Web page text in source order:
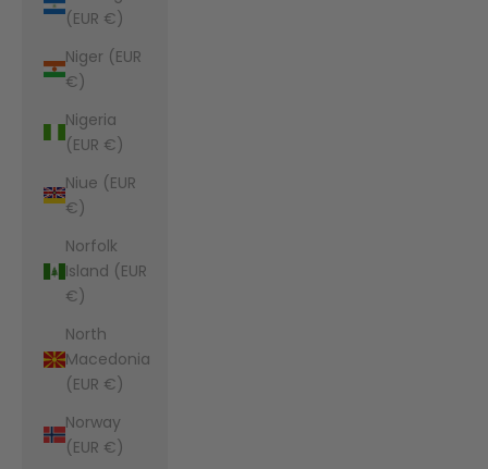
(EUR €)
Niger (EUR
€)
Nigeria
(EUR €)
Niue (EUR
€)
Norfolk
Island (EUR
€)
North
Macedonia
(EUR €)
Norway
(EUR €)